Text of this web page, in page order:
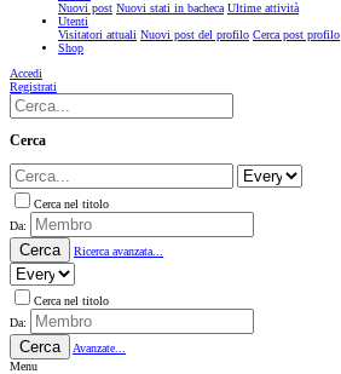
Nuovi post Nuovi stati in bacheca Ultime attività
Utenti
Visitatori attuali Nuovi post del profilo Cerca post profilo
Shop
Accedi
Registrati
Cerca
Cerca nel titolo
Da:
Cerca Ricerca avanzata...
Cerca nel titolo
Da:
Cerca
Avanzate...
Menu